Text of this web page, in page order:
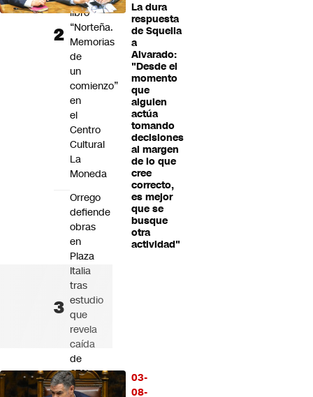
La dura
respuesta
de Squella
a
Alvarado:
"Desde el
momento
que
alguien
actúa
tomando
decisiones
al margen
de lo que
cree
correcto,
es mejor
que se
busque
otra
actividad"
03-
08-
libro
“Norteña.
Memorias
de
un
comienzo”
en
el
Centro
Cultural
La
Moneda
Orrego
defiende
obras
en
Plaza
Italia
tras
estudio
que
revela
caída
de
67%
en